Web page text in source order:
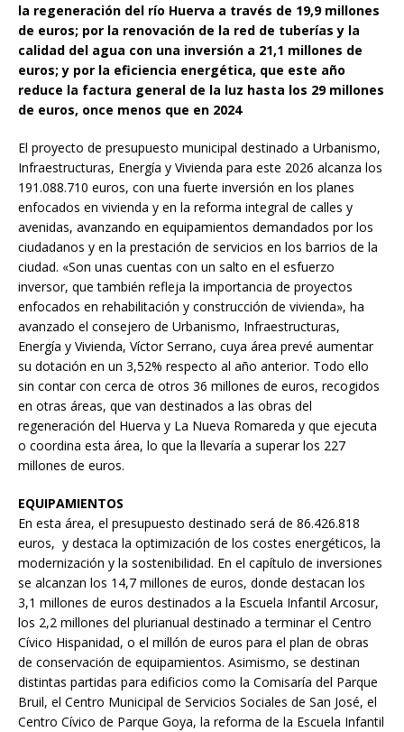
la regeneración del río Huerva a través de 19,9 millones
de euros; por la renovación de la red de tuberías y la
calidad del agua con una inversión a 21,1 millones de
euros; y por la eficiencia energética, que este año
reduce la factura general de la luz hasta los 29 millones
de euros, once menos que en 2024
El proyecto de presupuesto municipal destinado a Urbanismo,
Infraestructuras, Energía y Vivienda para este 2026 alcanza los
191.088.710 euros, con una fuerte inversión en los planes
enfocados en vivienda y en la reforma integral de calles y
avenidas, avanzando en equipamientos demandados por los
ciudadanos y en la prestación de servicios en los barrios de la
ciudad. «Son unas cuentas con un salto en el esfuerzo
inversor, que también refleja la importancia de proyectos
enfocados en rehabilitación y construcción de vivienda», ha
avanzado el consejero de Urbanismo, Infraestructuras,
Energía y Vivienda, Víctor Serrano, cuya área prevé aumentar
su dotación en un 3,52% respecto al año anterior. Todo ello
sin contar con cerca de otros 36 millones de euros, recogidos
en otras áreas, que van destinados a las obras del
regeneración del Huerva y La Nueva Romareda y que ejecuta
o coordina esta área, lo que la llevaría a superar los 227
millones de euros.
EQUIPAMIENTOS
En esta área, el presupuesto destinado será de 86.426.818
euros, y destaca la optimización de los costes energéticos, la
modernización y la sostenibilidad. En el capítulo de inversiones
se alcanzan los 14,7 millones de euros, donde destacan los
3,1 millones de euros destinados a la Escuela Infantil Arcosur,
los 2,2 millones del plurianual destinado a terminar el Centro
Cívico Hispanidad, o el millón de euros para el plan de obras
de conservación de equipamientos. Asimismo, se destinan
distintas partidas para edificios como la Comisaría del Parque
Bruil, el Centro Municipal de Servicios Sociales de San José, el
Centro Cívico de Parque Goya, la reforma de la Escuela Infantil